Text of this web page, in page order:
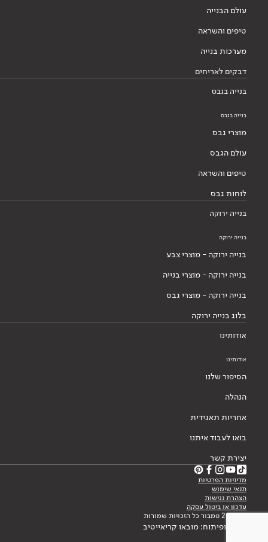
עולם הבנייה
טיפים והשראה
מערכות בנייה
דבקים לאריחים
בנייה בגבס
בנייה בגבס
מוצרי גבס
עולם הגבס
טיפים והשראה
לוחות גבס
בנייה ירוקה
בנייה ירוקה
בנייה ירוקה - מוצרי צבע
בנייה ירוקה - מוצרי בנייה
בנייה ירוקה - מוצרי גבס
בלוג בנייה ירוקה
אודותינו
אודותינו
הסיפור שלנו
הנהלה
אחריות תאגידית
בואו לעבוד איתנו
יצירת קשר
מדיניות הפרטיות
תנאי שימוש
הצהרת נגישות
עדכון או ביטול עסקה
© 2026 טמבור כל הזכויות שמורות
עיצוב ופיתוח: מובאו קריאייטיב